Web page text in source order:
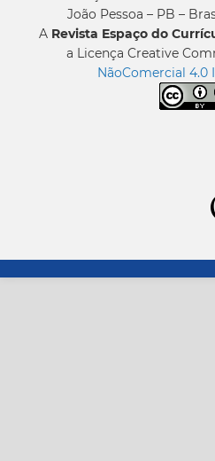
João Pessoa – PB –
A Revista Espaço do
a Licença Creative
NãoComercial 4.0